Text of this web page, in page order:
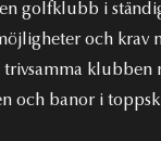
en golfklubb i
och krav
klubben
och banor i